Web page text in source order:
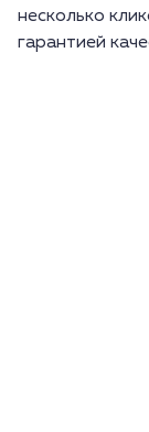
несколько
гарантией